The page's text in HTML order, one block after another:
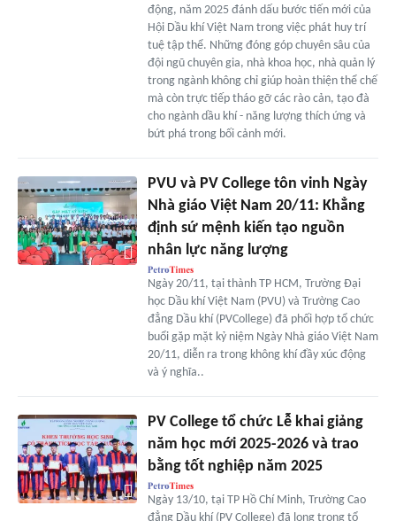
động, năm 2025 đánh dấu bước tiến mới của
Hội Dầu khí Việt Nam trong việc phát huy trí
tuệ tập thể. Những đóng góp chuyên sâu của
đội ngũ chuyên gia, nhà khoa học, nhà quản lý
trong ngành không chỉ giúp hoàn thiện thể chế
mà còn trực tiếp tháo gỡ các rào cản, tạo đà
cho ngành dầu khí - năng lượng thích ứng và
bứt phá trong bối cảnh mới.
PVU và PV College tôn vinh Ngày
Nhà giáo Việt Nam 20/11: Khẳng
định sứ mệnh kiến tạo nguồn
nhân lực năng lượng
Ngày 20/11, tại thành TP HCM, Trường Đại
học Dầu khí Việt Nam (PVU) và Trường Cao
đẳng Dầu khí (PVCollege) đã phối hợp tổ chức
buổi gặp mặt kỷ niệm Ngày Nhà giáo Việt Nam
20/11, diễn ra trong không khí đầy xúc động
và ý nghĩa..
PV College tổ chức Lễ khai giảng
năm học mới 2025-2026 và trao
bằng tốt nghiệp năm 2025
Ngày 13/10, tại TP Hồ Chí Minh, Trường Cao
đẳng Dầu khí (PV College) đã long trọng tổ